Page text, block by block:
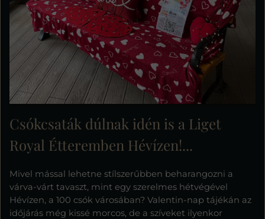
Csókcsaták dúlnak idén is a Liget
Royal Étteremben Hévízen!...
Mivel mással lehetne stílszerűbben beharangozni a
várva-várt tavaszt, mint egy szerelmes hétvégével
Hévízen, a 100 csók városában? Valentin-nap tájékán az
időjárás még kissé morcos, de a szíveket ilyenkor